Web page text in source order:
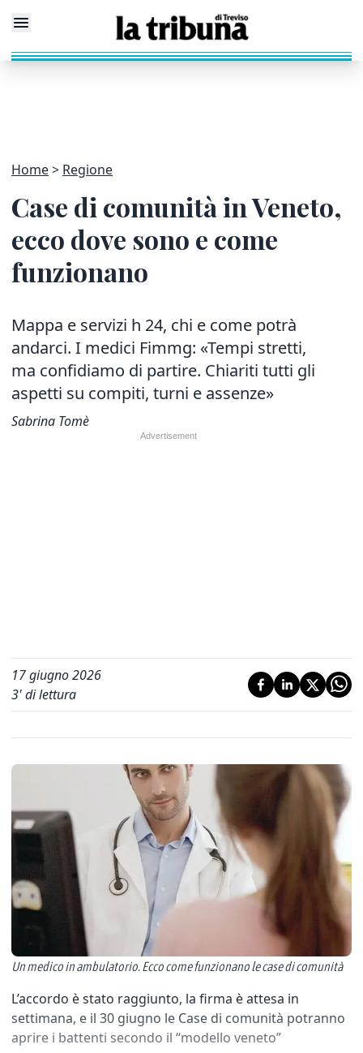
Home Regione
Case di comunità in Veneto,
ecco dove sono e come
funzionano
Mappa e servizi h 24, chi e come potrà
andarci. I medici Fimmg: «Tempi stretti,
ma confidiamo di partire. Chiariti tutti gli
aspetti su compiti, turni e assenze»
Sabrina Tomè
17 giugno 2026
3' di lettura
Un medico in ambulatorio. Ecco come funzionano le case di comunità
L’accordo è stato raggiunto, la firma è attesa in
settimana, e il 30 giugno le Case di comunità potranno
aprire i battenti secondo il “modello veneto”